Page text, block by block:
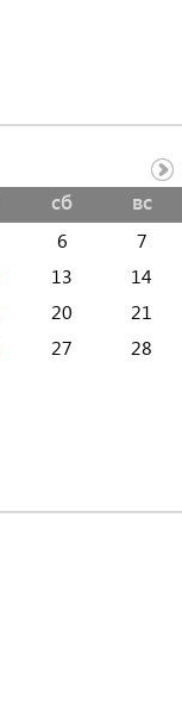
сб вс
6
7
13
14
20
21
27
28